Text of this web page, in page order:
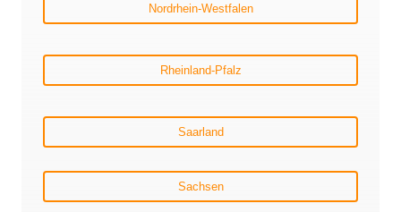
Nordrhein-Westfalen
Rheinland-Pfalz
Saarland
Sachsen